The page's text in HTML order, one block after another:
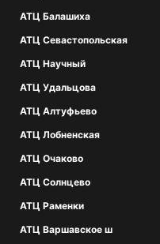
АТЦ Балашиха
АТЦ Севастопольская
АТЦ Научный
АТЦ Удальцова
АТЦ Алтуфьево
АТЦ Лобненская
АТЦ Очаково
АТЦ Солнцево
АТЦ Раменки
АТЦ Варшавское ш